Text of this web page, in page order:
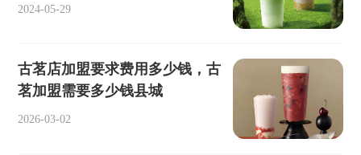
2024-05-29
古茗店加盟要求费用多少钱，古
茗加盟需要多少钱县城
2026-03-02